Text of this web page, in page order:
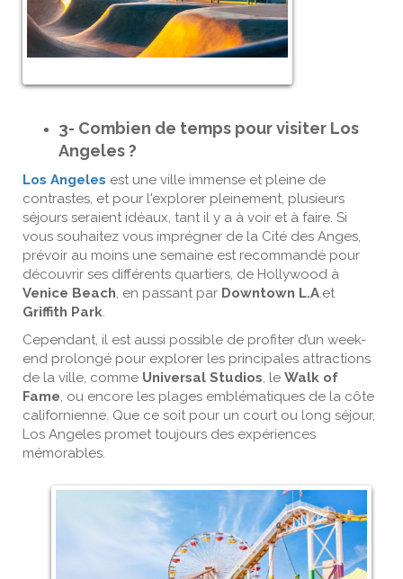
3- Combien de temps pour visiter Los
Angeles ?
Los Angeles est une ville immense et pleine de
contrastes, et pour l'explorer pleinement, plusieurs
séjours seraient idéaux, tant il y a à voir et à faire. Si
vous souhaitez vous imprégner de la Cité des Anges,
prévoir au moins une semaine est recommandé pour
découvrir ses différents quartiers, de Hollywood à
Venice Beach , en passant par Downtown L.A .et
Griffith Park
Cependant, il est aussi possible de profiter d’un week-
end prolongé pour explorer les principales attractions
de la ville, comme Universal Studios , le Walk of
Fame , ou encore les plages emblématiques de la côte
californienne. Que ce soit pour un court ou long séjour,
Los Angeles promet toujours des expériences
mémorables.